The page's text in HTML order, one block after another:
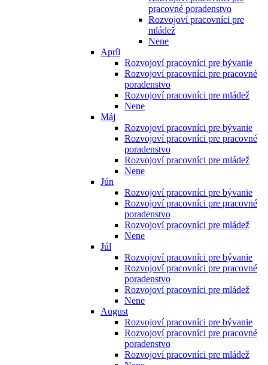
pracovné poradenstvo
Rozvojoví pracovníci pre
mládež
Nene
Apríl
Rozvojoví pracovníci pre bývanie
Rozvojoví pracovníci pre pracovné
poradenstvo
Rozvojoví pracovníci pre mládež
Nene
Máj
Rozvojoví pracovníci pre bývanie
Rozvojoví pracovníci pre pracovné
poradenstvo
Rozvojoví pracovníci pre mládež
Nene
Jún
Rozvojoví pracovníci pre bývanie
Rozvojoví pracovníci pre pracovné
poradenstvo
Rozvojoví pracovníci pre mládež
Nene
Júl
Rozvojoví pracovníci pre bývanie
Rozvojoví pracovníci pre pracovné
poradenstvo
Rozvojoví pracovníci pre mládež
Nene
August
Rozvojoví pracovníci pre bývanie
Rozvojoví pracovníci pre pracovné
poradenstvo
Rozvojoví pracovníci pre mládež